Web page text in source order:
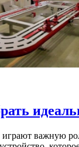
важную